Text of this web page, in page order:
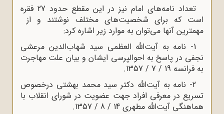
تعداد نامه‌های امام نیز در این مقطع حدود 27 فقره
است که برای شخصیت‌های مختلف نوشتند و از
مهمترین آنها می‌توان به موارد زیر اشاره کرد:
1- نامه به آیت‌الله العظمی سید شهاب‌الدین مرعشی
نجفی در پاسخ به احوالپرسی ایشان و بیان علت مهاجرت
به فرانسه 19 / 7 / 1357
.
2- نامه به آیت‌الله دکتر سید محمد بهشتی درخصوص
تسریع در معرفی افراد جهت عضویت در شورای انقلاب با
هماهنگی آیت‌الله مطهری 14 / 8 / 1357
.